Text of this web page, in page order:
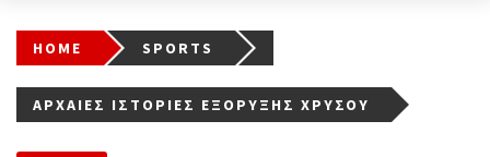
HOME SPORTS
ΑΡΧΑΊΕΣ ΙΣΤΟΡΊΕΣ ΕΞΌΡΥΞΗΣ ΧΡΥΣΟΎ